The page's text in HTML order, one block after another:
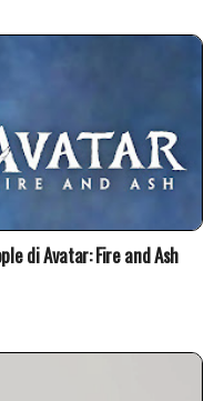
di Avatar: Fire and Ash